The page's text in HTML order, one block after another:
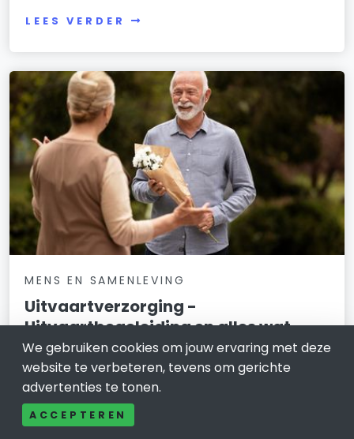
LEES VERDER
MENS EN SAMENLEVING
Uitvaartverzorging -
Uitvaartbegeleiding en alles wat
erbij komt kijken
11 februari 2026
Wat kost een begrafenis Een begrafenis is nooit fijn
maar wel een belangrijk evenement. Daarnaast kan
We gebruiken cookies om jouw ervaring met deze
website te verbeteren, tevens om gerichte
advertenties te tonen.
ACCEPTEREN